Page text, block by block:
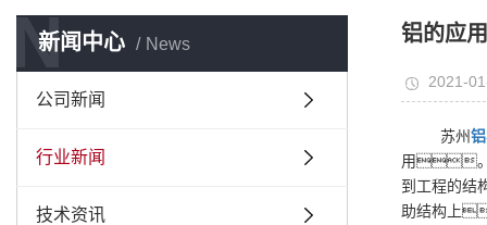
新闻中心 News
N
公司新闻
行业新闻
技术资讯
铝的应用
2021-
苏州
用。
到工程的
助结构上